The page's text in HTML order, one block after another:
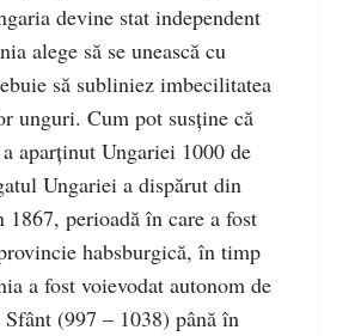
devine stat independent
alege să se unească cu
să subliniez imbecilitatea
unguri. Cum pot susţine că
aparţinut Ungariei 1000 de
Ungariei a dispărut din
1867, perioadă în care a fost
habsburgică, în timp
a fost voievodat autonom de
(997 – 1038) până în